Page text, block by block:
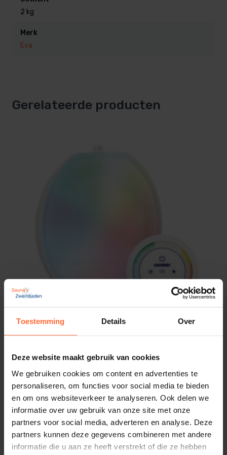
Toestemming Details Over
Deze website maakt gebruik van cookies
We gebruiken cookies om content en advertenties te
personaliseren, om functies voor social media te bieden
en om ons websiteverkeer te analyseren. Ook delen we
informatie over uw gebruik van onze site met onze
partners voor social media, adverteren en analyse. Deze
partners kunnen deze gegevens combineren met andere
informatie die u aan ze heeft verstrekt of die ze hebben
Met de EVO controller stuurt u alles centraal aan,
Voor een dergelijke situatie bieden wij echter ook
R6 RGBbiedt
meerkleurige verlichting via een gewone tweedraads
voor maximaal 6 lampen. Kies één van de standaard
en geniet.
IP-waarde
IP68
Opgenomen vermogen
20W constant output (10% tolerance) – IPC
Type LEDs
6x RGB high-power multi chip LEDs, enkel voorzien van
gekleurde leds
2 kg
Merk
Eva
Gerelateerde producten
Kleur verlichting: RGB
679,95 Op voorraad